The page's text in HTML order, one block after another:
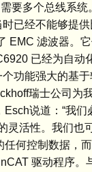
要多个总线系
已经不能够提
EMC 滤波器。
已经为自动
功能强大的基
瑞士公司为
说道：“我们
灵活性。我们
何控制数据，
驱动程序